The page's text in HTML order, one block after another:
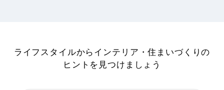
ライフスタイルからインテリア・住まいづくりの
ヒントを見つけましょう